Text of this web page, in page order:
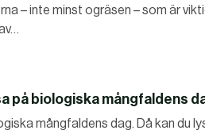
– inte minst ogräsen – som är
på biologiska mångfaldens
mångfaldens dag. Då kan du